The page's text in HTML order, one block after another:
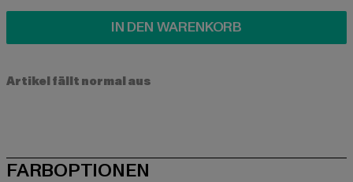
IN DEN WARENKORB
Artikel fällt normal aus
FARBOPTIONEN